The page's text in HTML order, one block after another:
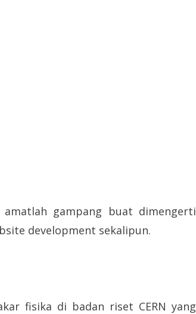
gampang buat dimengerti
development sekalipun.
fisika di badan riset CERN yang